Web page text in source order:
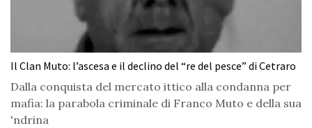
Il Clan Muto: l’ascesa e il declino del “re del pesce” di Cetraro
Dalla conquista del mercato ittico alla condanna per
mafia: la parabola criminale di Franco Muto e della sua
'ndrina